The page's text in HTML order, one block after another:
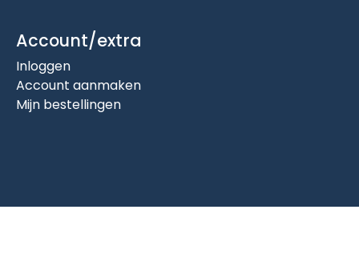
Account/extra
Inloggen
Account aanmaken
Mijn bestellingen